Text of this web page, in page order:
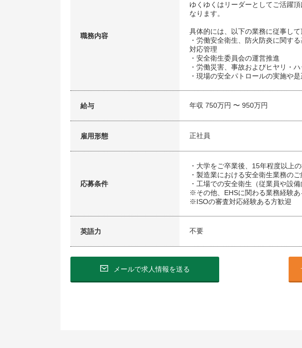
職務内容
ゆくゆくはリーダーとしてご活躍
なります。
具体的には、以下の業務に従事して
・労働安全衛生、防火防炎に関す
対応管理
・安全衛生委員会の運営推進
・労働災害、事故およびヒヤリ・
・現場の安全パトロールの実施や
給与 年収 750万円 〜 950万円
雇用形態 正社員
応募条件
・大学をご卒業後、15年程度以上
・製造業における安全衛生業務のご
・工場での安全衛生（従業員や設
※その他、EHSに関わる業務経験あ
※ISOの審査対応経験ある方歓迎
英語力 不要
メールで求人情報を送る